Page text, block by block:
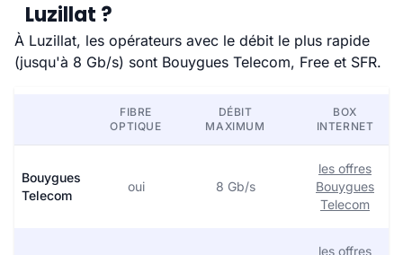
Luzillat ?
À Luzillat, les opérateurs avec le débit le plus rapide
(jusqu'à 8 Gb/s) sont Bouygues Telecom, Free et SFR.
FIBRE
OPTIQUE
DÉBIT
MAXIMUM
BOX
INTERNET
Bouygues
Telecom
oui 8 Gb/s
les offres
Bouygues
Telecom
les offres